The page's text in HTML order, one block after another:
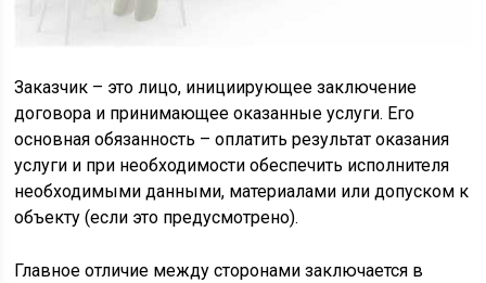
Заказчик – это лицо, инициирующее заключение
договора и принимающее оказанные услуги. Его
основная обязанность – оплатить результат оказания
услуги и при необходимости обеспечить исполнителя
необходимыми данными, материалами или допуском к
объекту (если это предусмотрено).
Главное отличие между сторонами заключается в